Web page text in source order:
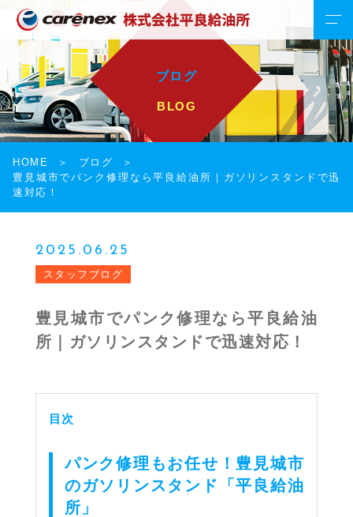
ブログ
BLOG
HOME
ブログ
豊見城市でパンク修理なら平良給油所｜ガソリンスタンドで迅
速対応！
2025.06.25
スタッフブログ
豊見城市でパンク修理なら平良給油
所｜ガソリンスタンドで迅速対応！
目次
パンク修理もお任せ！豊見城市
のガソリンスタンド「平良給油
所」